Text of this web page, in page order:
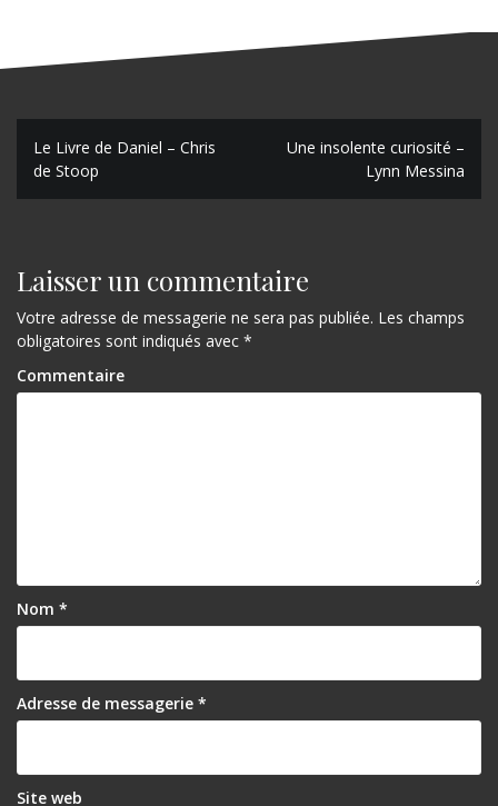
N
a
i
g
a
t
l
’
a
r
i
Le Livre de Daniel – Chris
de Stoop
Une insolente curiosité –
Lynn Messina
Laisser un commentaire
Votre adresse de messagerie ne sera pas publiée. Les champs
obligatoires sont indiqués avec *
Commentaire
Nom *
Adresse de messagerie *
Site web